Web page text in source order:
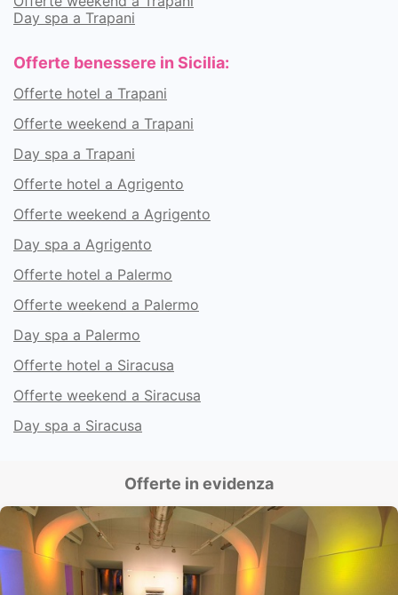
Day spa a Trapani
Offerte benessere in Sicilia:
Offerte hotel a Trapani
Offerte weekend a Trapani
Day spa a Trapani
Offerte hotel a Agrigento
Offerte weekend a Agrigento
Day spa a Agrigento
Offerte hotel a Palermo
Offerte weekend a Palermo
Day spa a Palermo
Offerte hotel a Siracusa
Offerte weekend a Siracusa
Day spa a Siracusa
Offerte in evidenza